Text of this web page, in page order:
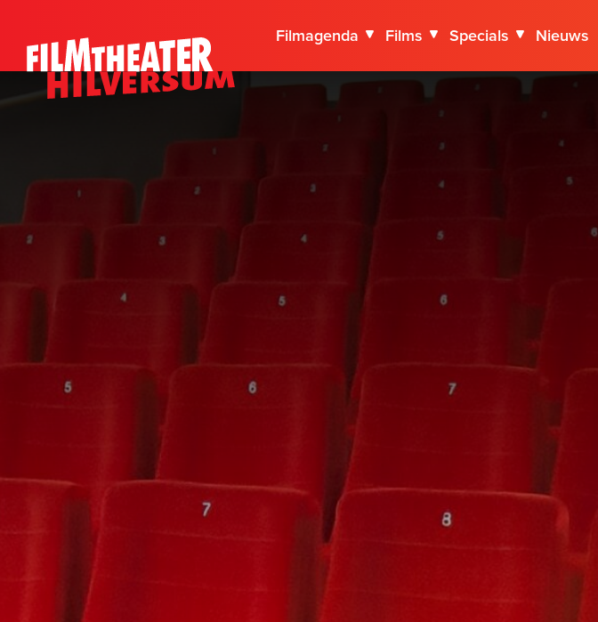
Filmagenda Films Specials Nieuws